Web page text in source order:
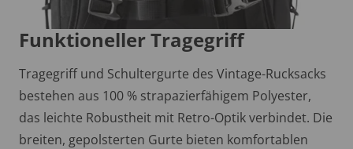
Funktioneller Tragegriff
Tragegriff und Schultergurte des Vintage-Rucksacks
bestehen aus 100 % strapazierfähigem Polyester,
das leichte Robustheit mit Retro-Optik verbindet. Die
breiten, gepolsterten Gurte bieten komfortablen